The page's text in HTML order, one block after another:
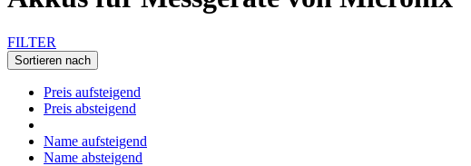
FILTER
Sortieren nach
Preis aufsteigend
Preis absteigend
Name aufsteigend
Name absteigend